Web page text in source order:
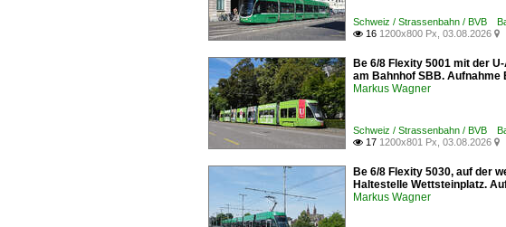
Schweiz / Strassenbahn / BVB
 16 1200x800 Px, 03.08.2026 
Be 6/8 Flexity 5001 mit der
am Bahnhof SBB. Aufnahme
Markus Wagner
Schweiz / Strassenbahn / BVB
 17 1200x801 Px, 03.08.2026 
Be 6/8 Flexity 5030, auf der
Haltestelle Wettsteinplatz.
Markus Wagner